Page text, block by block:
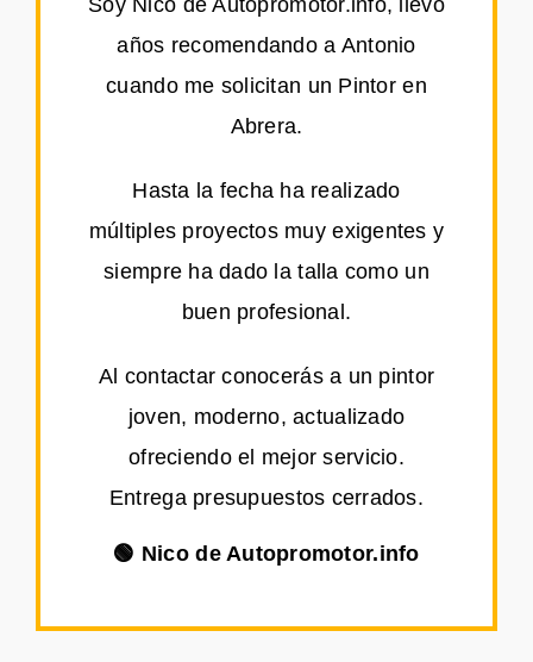
años recomendando a Antonio
cuando me solicitan un Pintor en
Abrera.
Hasta la fecha ha realizado
múltiples proyectos muy exigentes y
siempre ha dado la talla como un
buen profesional.
Al contactar conocerás a un pintor
joven, moderno, actualizado
ofreciendo el mejor servicio.
Entrega presupuestos cerrados.
🟢 Nico de Autopromotor.info